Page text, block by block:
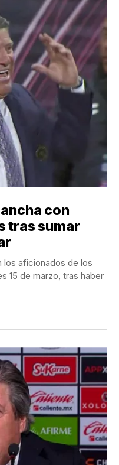
con
tras sumar
los aficionados de los
15 de marzo, tras haber